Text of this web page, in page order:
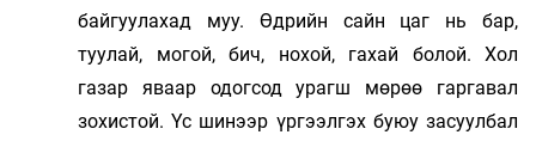
байгуулахад муу. Өдрийн сайн цаг нь бар,
туулай, могой, бич, нохой, гахай болой. Хол
газар яваар одогсод урагш мөрөө гаргавал
зохистой. Үс шинээр үргээлгэх буюу засуулбал